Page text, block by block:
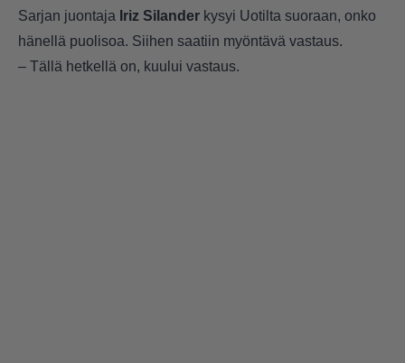
Sarjan juontaja Iriz Silander kysyi Uotilta suoraan, onko
hänellä puolisoa. Siihen saatiin myöntävä vastaus.
– Tällä hetkellä on, kuului vastaus.